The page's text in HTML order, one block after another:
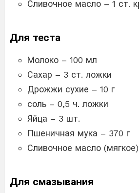
Сливочное масло – 1 ст.
Для теста
Молоко – 100 мл
Сахар – 3 ст. ложки
Дрожжи сухие – 10 г
соль – 0,5 ч. ложки
Яйца – 3 шт.
Пшеничная мука – 370 г
Сливочное масло
Для смазывания